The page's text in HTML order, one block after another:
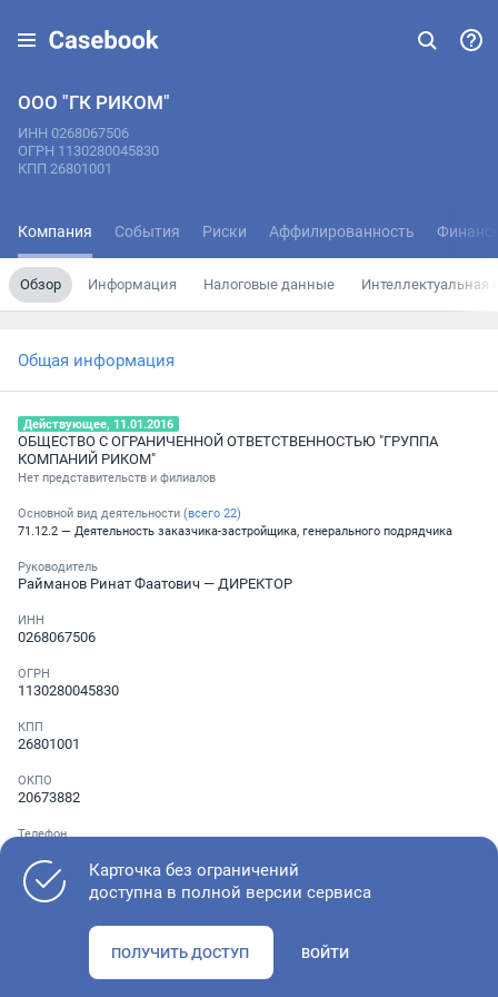
ООО "ГК РИКОМ"
ИНН 0268067506
ОГРН 1130280045830
КПП 26801001
Компания События Риски Аффилированность
Обзор Информация Налоговые данные Интеллектуальная
Общая информация
Действующее, 11.01.2016
ОБЩЕСТВО С ОГРАНИЧЕННОЙ ОТВЕТСТВЕННОСТЬЮ "ГРУППА
КОМПАНИЙ РИКОМ"
Нет представительств и филиалов
Основной вид деятельности (всего 22)
71.12.2 — Деятельность заказчика-застройщика, генерального подрядчика
Руководитель
Райманов Ринат Фаатович — ДИРЕКТОР
ИНН
0268067506
ОГРН
1130280045830
КПП
26801001
ОКПО
20673882
Телефон
Как оценить состояние компании
Карточка без ограничений
доступна в полной версии сервиса
ПОЛУЧИТЬ ДОСТУП ВОЙТИ